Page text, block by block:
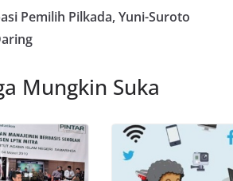
Pemilih Pilkada, Yuni-Suroto
Mungkin Suka